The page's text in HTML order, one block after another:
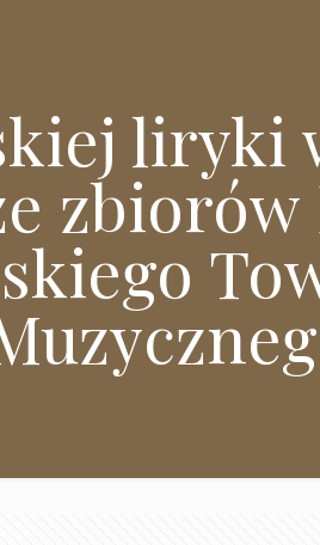
liryki